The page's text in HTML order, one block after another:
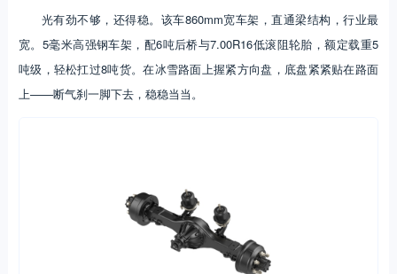
光有劲不够，还得稳。该车860mm宽车架，直通梁结构，行业最
宽。5毫米高强钢车架，配6吨后桥与7.00R16低滚阻轮胎，额定载重5
吨级，轻松扛过8吨货。在冰雪路面上握紧方向盘，底盘紧紧贴在路面
上——断气刹一脚下去，稳稳当当。